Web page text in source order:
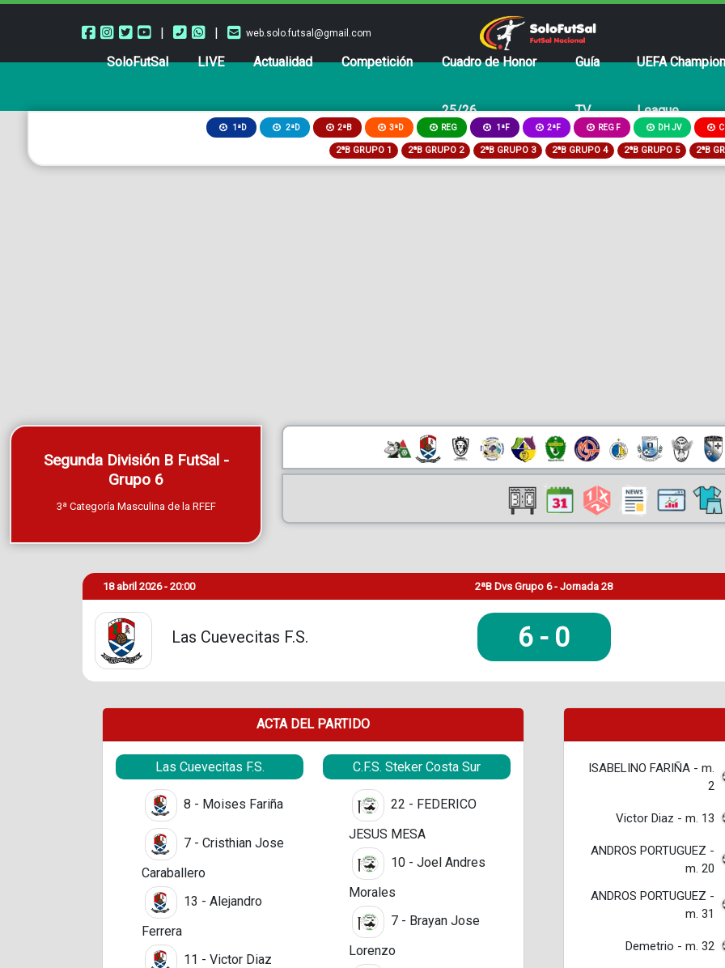
| | web.solo.futsal@gmail.com
SoloFutSal LIVE Actualidad Competición Cuadro de Honor
25/26
Guía
TV
UEFA
League
1ªD 2ªD 2ªB 3ªD REG 1ªF 2ªF REG F DH JV
2ªB GRUPO 1 2ªB GRUPO 2 2ªB GRUPO 3 2ªB GRUPO 4 2ªB GRUPO 5 2ªB
Segunda División B FutSal -
Grupo 6
3ª Categoría Masculina de la RFEF
18 abril 2026 - 20:00 2ªB Dvs Grupo 6 - Jornada 28
Las Cuevecitas F.S. 6 - 0
ACTA DEL PARTIDO
Las Cuevecitas F.S.
8 - Moises Fariña
7 - Cristhian Jose
Caraballero
13 - Alejandro
Ferrera
11 - Victor Diaz
C.F.S. Steker Costa Sur
22 - FEDERICO
JESUS MESA
10 - Joel Andres
Morales
7 - Brayan Jose
Lorenzo
ISABELINO FARIÑA - m.
2
Victor Diaz - m. 13
ANDROS PORTUGUEZ -
m. 20
ANDROS PORTUGUEZ -
m. 31
Demetrio - m. 32